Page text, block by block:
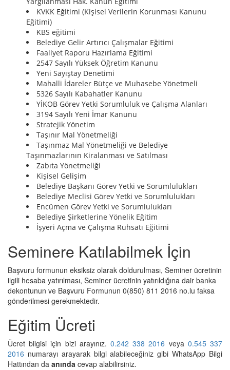
KVKK Eğitimi (Kişisel Verilerin Korunması Kanunu
Eğitimi)
KBS eğitimi
Belediye Gelir Artırıcı Çalışmalar Eğitimi
Faaliyet Raporu Hazırlama Eğitimi
2547 Sayılı Yüksek Öğretim Kanunu
Yeni Sayıştay Denetimi
Mahalli İdareler Bütçe ve Muhasebe Yönetmeli
5326 Sayılı Kabahatler Kanunu
YİKOB Görev Yetki Sorumluluk ve Çalışma Alanları
3194 Sayılı Yeni İmar Kanunu
Stratejik Yönetim
Taşınır Mal Yönetmeliği
Taşınmaz Mal Yönetmeliği ve Belediye
Taşınmazlarının Kiralanması ve Satılması
Zabıta Yönetmeliği
Kişisel Gelişim
Belediye Başkanı Görev Yetki ve Sorumlulukları
Belediye Meclisi Görev Yetki ve Sorumlulukları
Encümen Görev Yetki ve Sorumlulukları
Belediye Şirketlerine Yönelik Eğitim
İşyeri Açma ve Çalışma Ruhsatı Eğitimi
Seminere Katılabilmek İçin
Başvuru formunun eksiksiz olarak doldurulması, Seminer ücretinin
ilgili hesaba yatırılması, Seminer ücretinin yatırıldığına dair banka
dekontunun ve Başvuru Formunun 0(850) 811 2016 no.lu faksa
gönderilmesi gerekmektedir.
Eğitim Ücreti
Ücret bilgisi için bizi arayınız. 0.242 338 2016 veya 0.545 337
2016 numarayı arayarak bilgi alabileceğiniz gibiWhatsApp Bilgi
Hattından da anında cevap alabilirsiniz.